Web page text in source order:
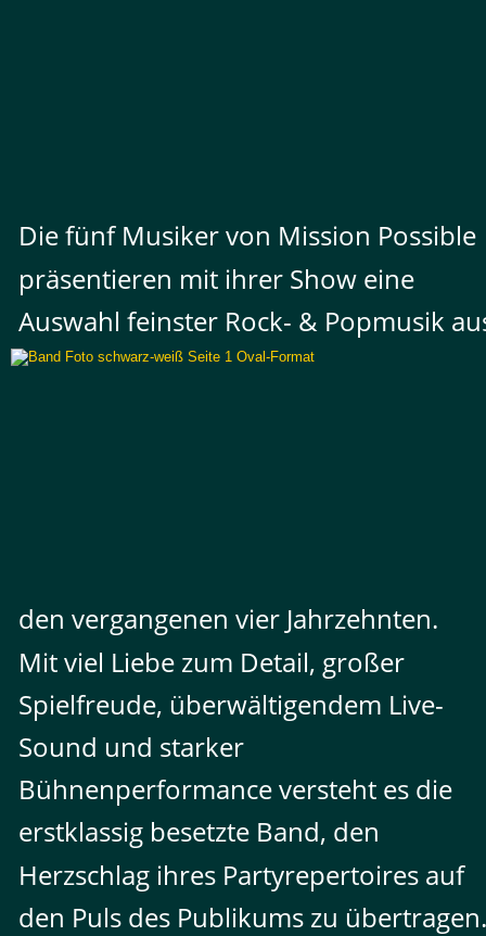
Die fünf Musiker von Mission Possible
präsentieren mit ihrer Show eine
Auswahl feinster Rock- & Popmusik
den vergangenen vier Jahrzehnten.
Mit viel Liebe zum Detail, großer
Spielfreude, überwältigendem Live-
Sound und starker
Bühnenperformance versteht es die
erstklassig besetzte Band, den
Herzschlag ihres Partyrepertoires auf
den Puls des Publikums zu übertragen.